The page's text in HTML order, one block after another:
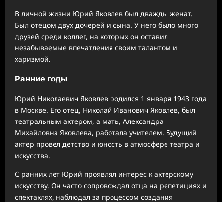
В личной жизни Юрий Яковлев был дважды женат.
Был отецом двух дочерей и сына. У него было много
друзей среди коллег, на которых он оставил
незабываемые впечатления своим талантом и
харизмой.
Ранние годы
Юрий Николаевич Яковлев родился 1 января 1943 года
в Москве. Его отец, Николай Иванович Яковлев, был
театральным актером, а мать, Александра
Михайловна Яковлева, работала учителем. Будущий
актер провел детство и юность в атмосфере театра и
искусства.
С ранних лет Юрий проявлял интерес к актерскому
искусству. Он часто сопровождал отца на репетициях и
спектаклях, наблюдал за процессом создания